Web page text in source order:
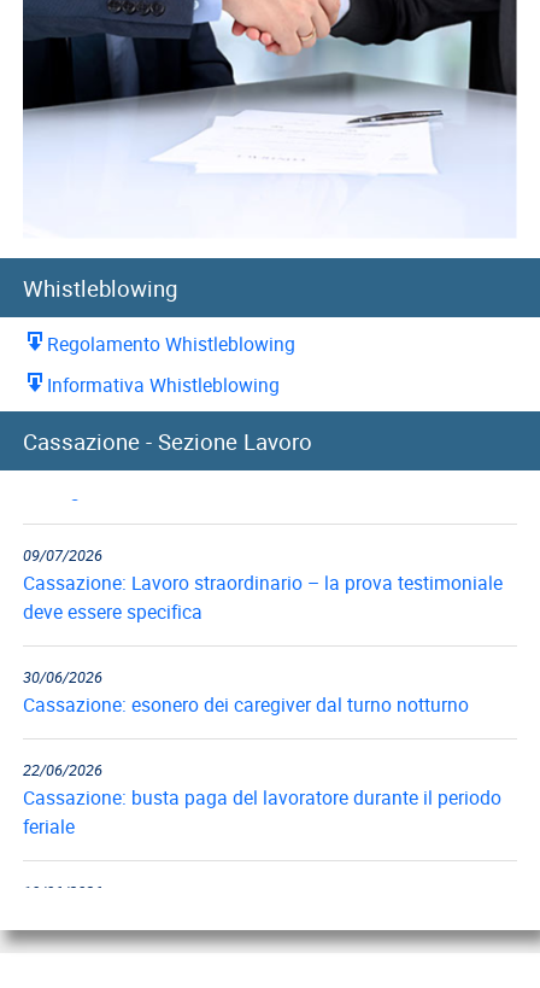
Whistleblowing
Regolamento Whistleblowing
Informativa Whistleblowing
Cassazione - Sezione Lavoro
10/07/2026
Cassazione: recupero indennità di preavviso in caso di
09/07/2026
Cassazione: Lavoro straordinario – la prova testimoniale
deve essere specifica
30/06/2026
Cassazione: esonero dei caregiver dal turno notturno
22/06/2026
Cassazione: busta paga del lavoratore durante il periodo
feriale
18/06/2026